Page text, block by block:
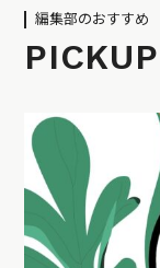
編集部のおすすめ
PICKUP